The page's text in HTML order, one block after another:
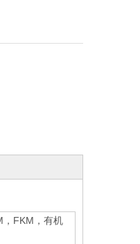
，FKM，有机